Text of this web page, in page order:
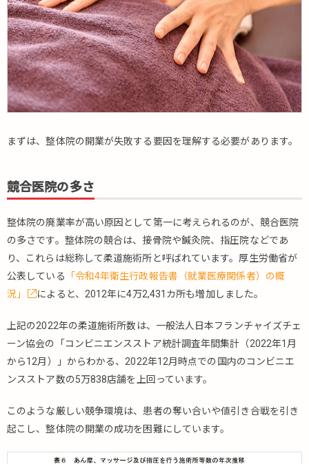
し
ま
う
要
因
2.
開
失
防
つ
の
イ
ン
ト
整
体
院
予
約
まずは、整体院の開業が失敗する要因を理解する必要があります。
競合医院の多さ
整体院の廃業率が高い原因として第一に考えられるのが、競合医院
の多さです。整体院の競合は、接骨院や鍼灸院、指圧院などであ
り、これらは総称して柔道施術所と呼ばれています。厚生労働省が
公表している
「令和4年衛生行政報告書（就業医療関係者）の概
況」
によると、2012年に4万2,431カ所も増加しました。
上記の2022年の柔道施術所数は、一般法人日本フランチャイズチェ
ーン協会の「コンビニエンスストア統計調査年間集計（2022年1月
から12月）」からわかる、2022年12月時点での国内のコンビニエ
ンスストア数の5万838店舗を上回っています。
このような厳しい競争環境は、患者の奪い合いや値引き合戦を引き
起こし、整体院の開業の成功を困難にしています。